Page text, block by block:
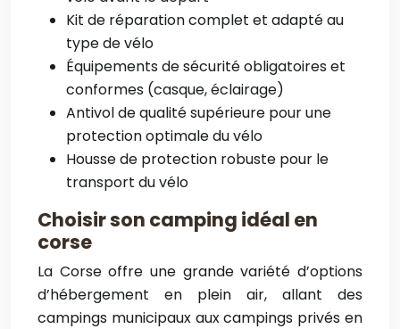
Kit de réparation complet et adapté au
type de vélo
Équipements de sécurité obligatoires et
conformes (casque, éclairage)
Antivol de qualité supérieure pour une
protection optimale du vélo
Housse de protection robuste pour le
transport du vélo
Choisir son camping idéal en
corse
La Corse offre une grande variété d’options
d’hébergement en plein air, allant des
campings municipaux aux campings privés en